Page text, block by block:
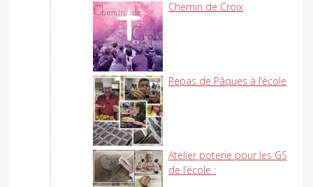
Chemin de Croix
Repas de Pâques à l’école
Atelier poterie pour les GS
de l’école :